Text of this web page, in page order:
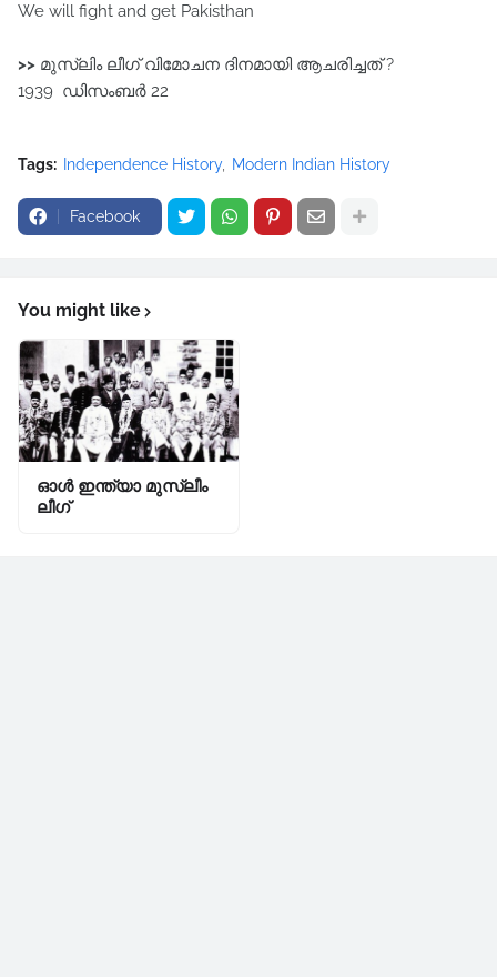
We will fight and get Pakisthan
>> മുസ്ലിം ലീഗ് വിമോചന ദിനമായി ആചരിച്ചത് ?
1939 ഡിസംബർ 22
Tags: Independence History Modern Indian History
Facebook
You might like
ഓൾ ഇന്ത്യാ മുസ്ലീം
ലീഗ്